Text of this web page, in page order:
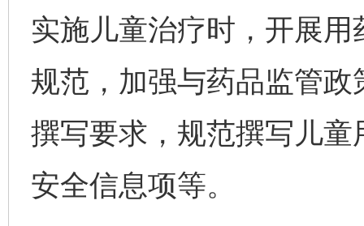
实施儿童治疗时，开展
规范，加强与药品监管
撰写要求，规范撰写儿
安全信息项等。